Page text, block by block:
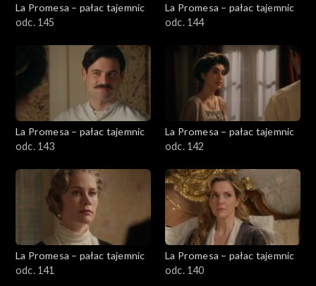
Odcinki 1-145
La Promesa – pałac tajemnic
odc. 145
La Promesa – pałac tajemnic
odc. 144
La Promesa – pałac tajemnic
odc. 143
La Promesa – pałac tajemnic
odc. 142
La Promesa – pałac tajemnic
odc. 141
La Promesa – pałac tajemnic
odc. 140